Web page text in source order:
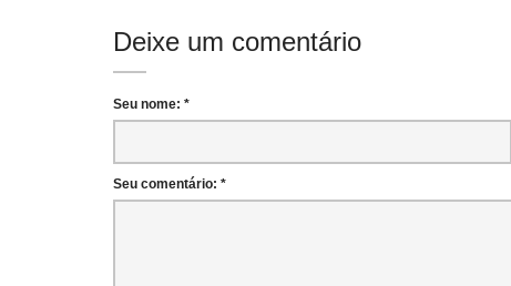
Deixe um comentário
Seu nome: *
Seu comentário: *